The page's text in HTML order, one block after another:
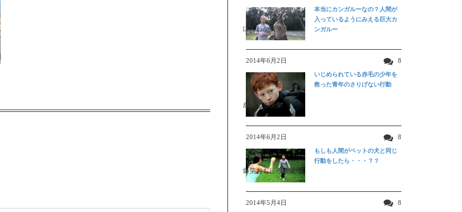
ほんわか映像
本当にカンガルーなの？人間が
入っているようにみえる巨大カ
ンガルー
2014年6月2日 8
感動する映像
いじめられている赤毛の少年を
救った青年のさりげない行動
2014年6月2日 8
爆笑おもしろ映像
もしも人間がペットの犬と同じ
行動をしたら・・・？？
2014年5月4日 8